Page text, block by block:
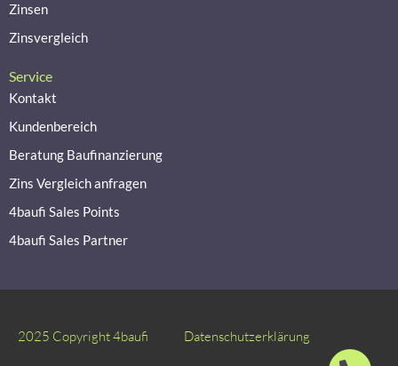
Zinsen
Zinsvergleich
Service
Kontakt
Kundenbereich
Beratung Baufinanzierung
Zins Vergleich anfragen
4baufi Sales Points
4baufi Sales Partner
2025 Copyright 4baufi Datenschutzerklärung